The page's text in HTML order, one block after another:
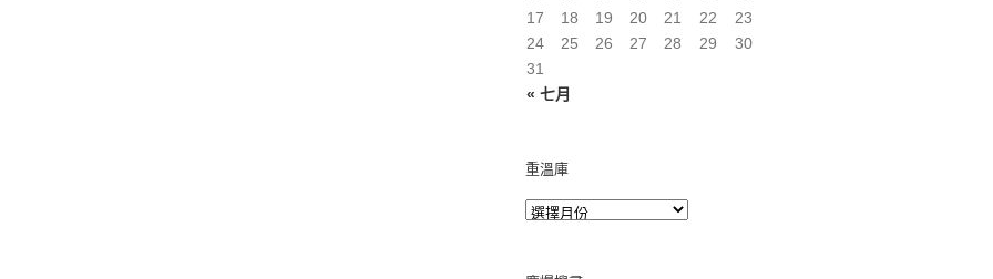
« 七月
17
18 19 20 21 22
23
24
25 26 27 28 29
30
31
重溫庫